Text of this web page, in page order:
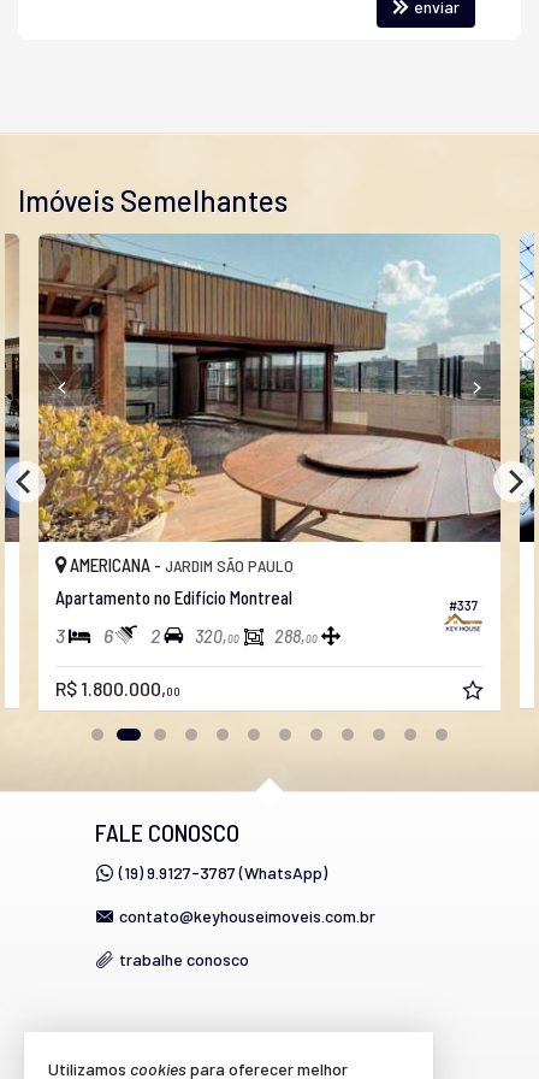
#sbo#americana
#vendasdeapartamentos#interiordesp#casasmodernas
Ar Condicionado
Churrasqueira
Despensa
Piso Cerâmico
Piso Laminado
Piso Porcelanato
Piso Vinílico
Infra para Ar Split
Andar Alto
Vista Livre
Acabamento em Gesso
Fechadura Eletrônica
Vista Panorâmica
Mezanino
Área de Serviço
Copa
Estar Íntimo
Piscina Privativa
Sacada com Churrasqueira
Sala
Sala de Jantar
Sala para 2 Ambientes
Espaço Gourmet
Hidromassagem
Sacada Técnica
Banheiro de Serviço
Banheiro Social
Sala de TV
Suíte Standard
enviar
Imóveis Semelhantes
#337
AMERICANA -JARDIM SÃO PAULO
Apartamento no Edifício Montreal
3 6 2 320,00 288,00
R$ 1.800.000,00
FALE CONOSCO
(19) 9.9127-3787 (WhatsApp)
contato@keyhouseimoveis.com.br
trabalhe conosco
Utilizamos cookiespara oferecer melhor